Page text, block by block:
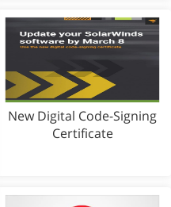
New Digital Code-Signing
Certificate